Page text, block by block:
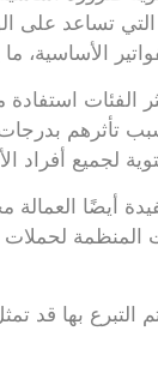
تساعد على
الأساسية،
الفئات
تأثرهم
لجميع أفراد
أيضًا
المنظمة لحملات
بها قد